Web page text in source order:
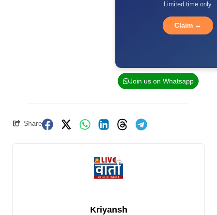
Limited time only
Claim →
Join us on Whatsapp
Share
Kriyansh